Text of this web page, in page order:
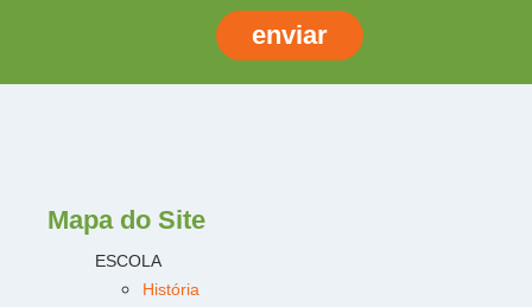
enviar
Mapa do Site
ESCOLA
História